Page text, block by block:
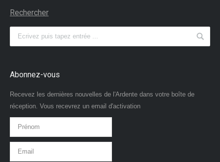
Rechercher
Abonnez-vous
Recevez les dernières nouvelles de l'Ardente dans votre boîte de
réception. Vous recevrez un email d'activation